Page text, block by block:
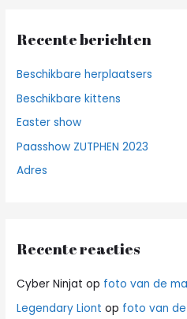
a
a
Recente berichten
Beschikbare herplaatsers
Beschikbare kittens
Easter show
Paasshow ZUTPHEN 2023
Adres
Recente reacties
Cyber Ninjat op foto van de
Legendary Liont op foto van